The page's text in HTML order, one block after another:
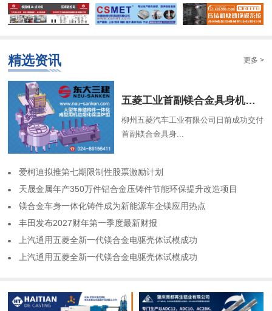
精选资讯 更多 >
​五菱工业首副镁合金具身机器人骨架成功交付
柳州五菱汽车工业有限公司日前成功交付
首副镁合金具身...
​爱柯迪拟推第七期限制性股票激励计划
​天晟金属年产350万件铝合金压铸件节能环保提升改造项目
​镁合金车身一体化铸件成为新能源车企镁应用热点
​丰田发布2027财年第一季度最新财报
​上汽通用五菱全新一代镁合金电驱壳体试模成功
​上汽通用五菱全新一代镁合金电驱壳体试模成功